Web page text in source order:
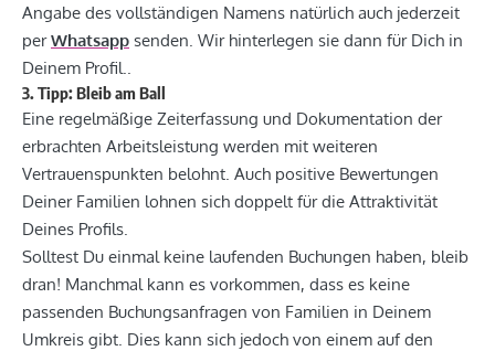
Angabe des vollständigen Namens natürlich auch jederzeit
perWhatsapp senden. Wir hinterlegen sie dann für Dich in
Deinem Profil..
3. Tipp: Bleib am Ball
Eine regelmäßige Zeiterfassung und Dokumentation der
erbrachten Arbeitsleistung werden mit weiteren
Vertrauenspunkten belohnt. Auch positive Bewertungen
Deiner Familien lohnen sich doppelt für die Attraktivität
Deines Profils.
Solltest Du einmal keine laufenden Buchungen haben, bleib
dran! Manchmal kann es vorkommen, dass es keine
passenden Buchungsanfragen von Familien in Deinem
Umkreis gibt. Dies kann sich jedoch von einem auf den